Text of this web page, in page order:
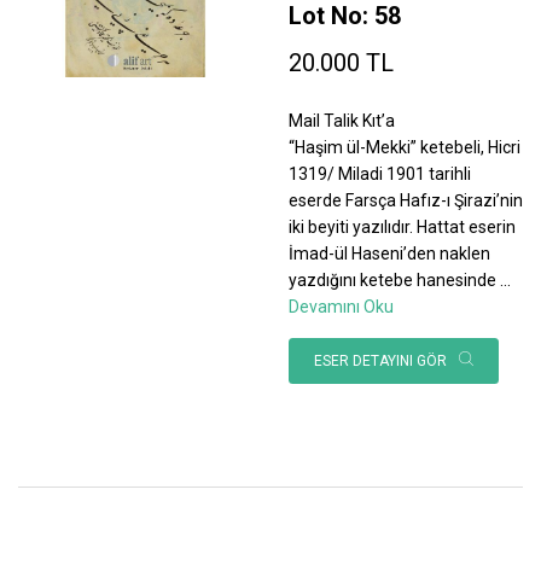
Lot No: 58
20.000 TL
Mail Talik Kıt’a
“Haşim ül-Mekki” ketebeli, Hicri
1319/ Miladi 1901 tarihli
eserde Farsça Hafız-ı Şirazi’nin
iki beyiti yazılıdır. Hattat eserin
İmad-ül Haseni’den naklen
yazdığını ketebe hanesinde
Devamını Oku
ESER DETAYINI GÖR